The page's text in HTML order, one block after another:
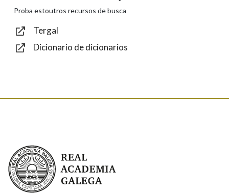
Texto de verificación
Proba estoutros recursos de busca
Tergal
Dicionario de dicionarios
Real Academia Galega